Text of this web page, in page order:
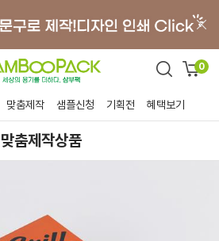
0
맞춤제작 샘플신청 기획전 혜택보기
맞춤제작상품